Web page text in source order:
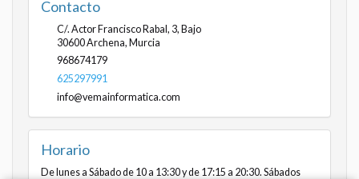
Contacto
C/. Actor Francisco Rabal, 3, Bajo
30600Archena, Murcia
968674179
625297991
info@vemainformatica.com
Horario
De lunes a Sábado de 10 a 13:30 y de 17:15 a 20:30. Sábados